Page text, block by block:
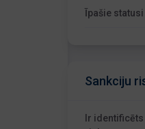
Īpašie statusi
Sankciju
Ir